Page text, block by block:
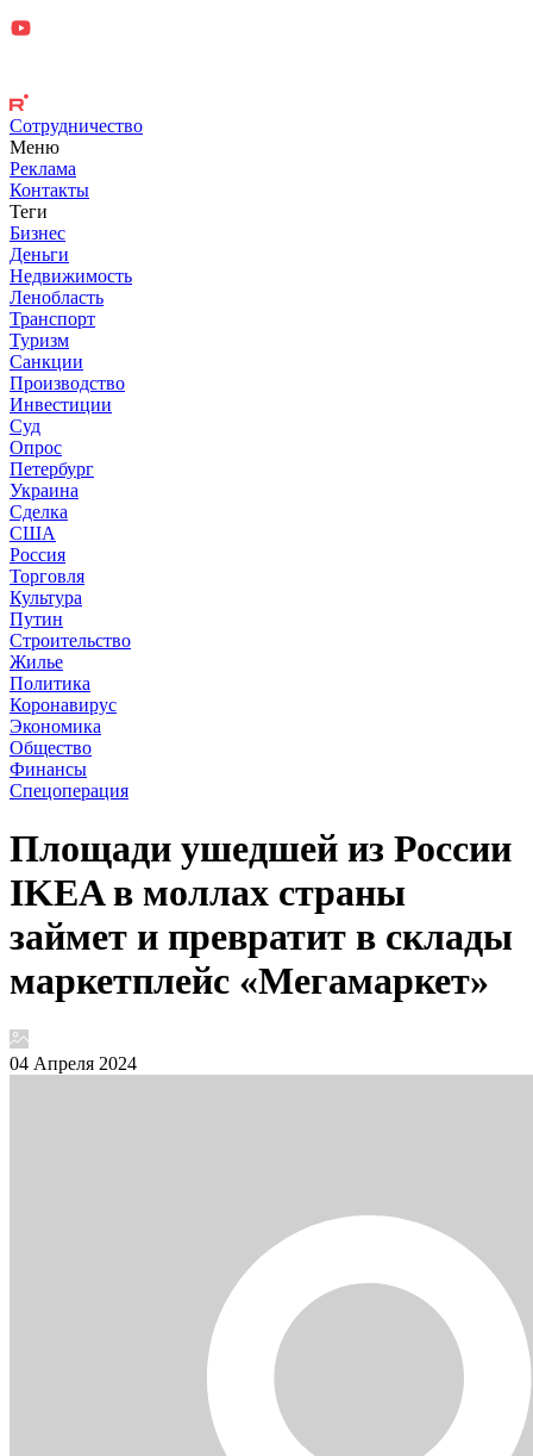
Сотрудничество
Меню
Реклама
Контакты
Теги
Бизнес
Деньги
Недвижимость
Ленобласть
Транспорт
Туризм
Санкции
Производство
Инвестиции
Суд
Опрос
Петербург
Украина
Сделка
США
Россия
Торговля
Культура
Путин
Строительство
Жилье
Политика
Коронавирус
Экономика
Общество
Финансы
Спецоперация
Площади ушедшей из России
IKEA в моллах страны
займет и превратит в склады
маркетплейс «Мегамаркет»
04 Апреля 2024